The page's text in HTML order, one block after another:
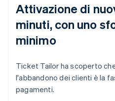
Attivazione di
minuti, con uno
minimo
Ticket Tailor ha scoperto
l'abbandono dei clienti è la
pagamenti.